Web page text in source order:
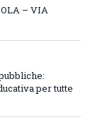
– VIA
per tutte